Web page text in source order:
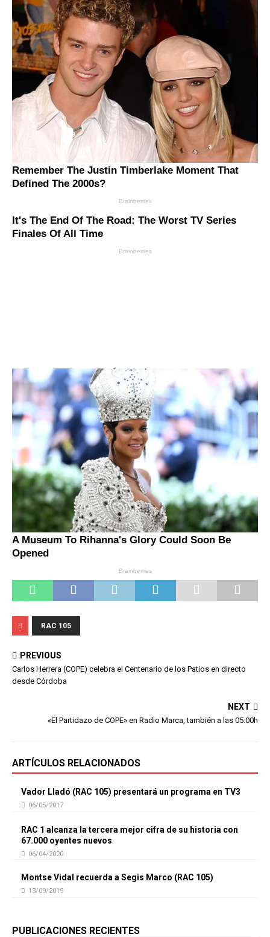
RAC 105
PREVIOUS
Carlos Herrera (COPE) celebra el Centenario de los Patios en directo
desde Córdoba
NEXT
«El Partidazo de COPE» en Radio Marca, también a las 05.00h
ARTÍCULOS RELACIONADOS
Vador Lladó (RAC 105) presentará un programa en TV3
06/05/2017
RAC 1 alcanza la tercera mejor cifra de su historia con
67.000 oyentes nuevos
06/04/2020
Montse Vidal recuerda a Segis Marco (RAC 105)
13/09/2019
PUBLICACIONES RECIENTES